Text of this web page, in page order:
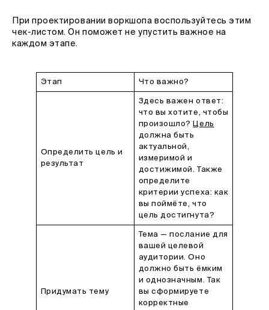
При проектировании воркшопа воспользуйтесь этим
чек-листом. Он поможет не упустить важное на
каждом этапе.
Этап Что важно?
Определить цель и
результат
Здесь важен ответ:
что вы хотите, чтобы
произошло? Цель
должна быть
актуальной,
измеримой и
достижимой. Также
определите
критерии успеха: как
вы поймёте, что
цель достигнута?
Придумать тему
Тема — послание для
вашей целевой
аудитории. Оно
должно быть ёмким
и однозначным. Так
вы сформируете
корректные